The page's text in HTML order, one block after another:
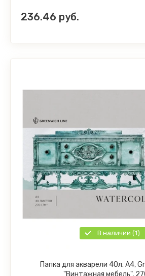
236.46 руб.
В наличии (1)
Папка для акварели 40л. А4,
"Винтажная мебель",